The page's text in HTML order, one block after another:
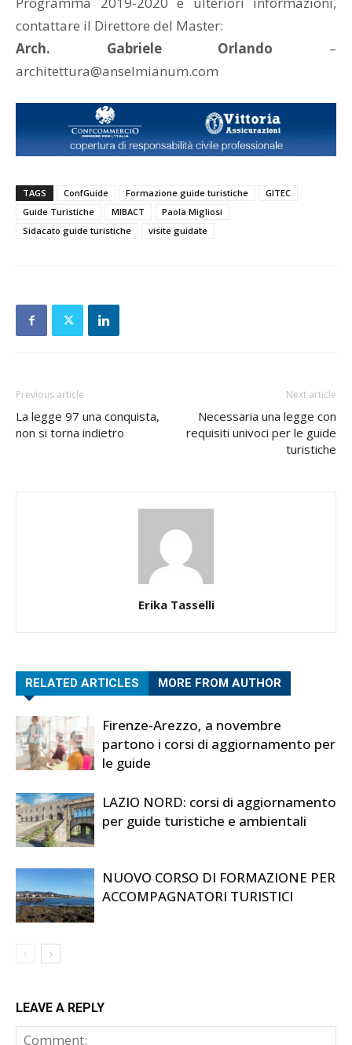
contattare il Direttore del Master:
Arch. Gabriele Orlando –
architettura@anselmianum.com
TAGS ConfGuide Formazione guide turistiche
GITEC
Guide Turistiche
MIBACT
Paola Migliosi
Sidacato guide turistiche
visite guidate
Previous article
La legge 97 una conquista,
non si torna indietro
Next article
Necessaria una legge con
requisiti univoci per le guide
turistiche
Erika Tasselli
RELATED ARTICLES MORE FROM AUTHOR
Firenze-Arezzo, a novembre
partono i corsi di aggiornamento per
le guide
LAZIO NORD: corsi di aggiornamento
per guide turistiche e ambientali
NUOVO CORSO DI FORMAZIONE PER
ACCOMPAGNATORI TURISTICI
LEAVE A REPLY